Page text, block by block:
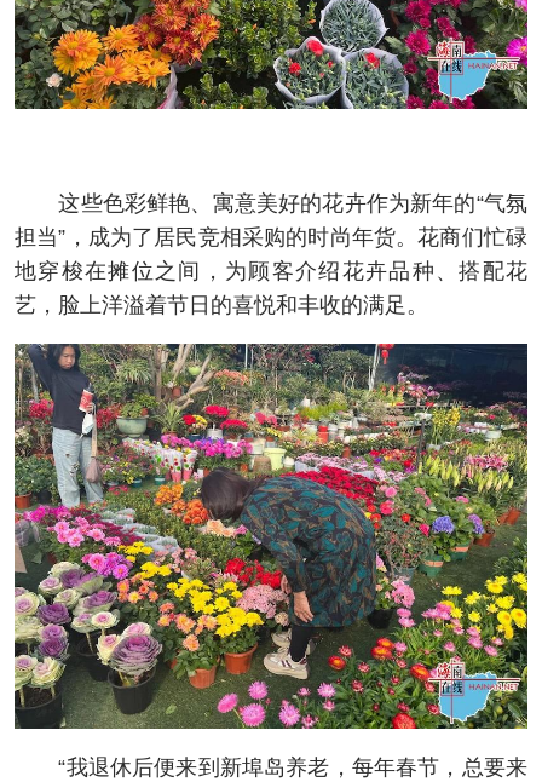
这些色彩鲜艳、寓意美好的花卉作为新年的“气氛
担当”，成为了居民竞相采购的时尚年货。花商们忙碌
地穿梭在摊位之间，为顾客介绍花卉品种、搭配花
艺，脸上洋溢着节日的喜悦和丰收的满足。
“我退休后便来到新埠岛养老，每年春节，总要来